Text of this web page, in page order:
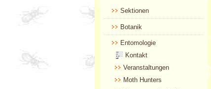
Sektionen
Botanik
Entomologie
Kontakt
Veranstaltungen
Moth Hunters